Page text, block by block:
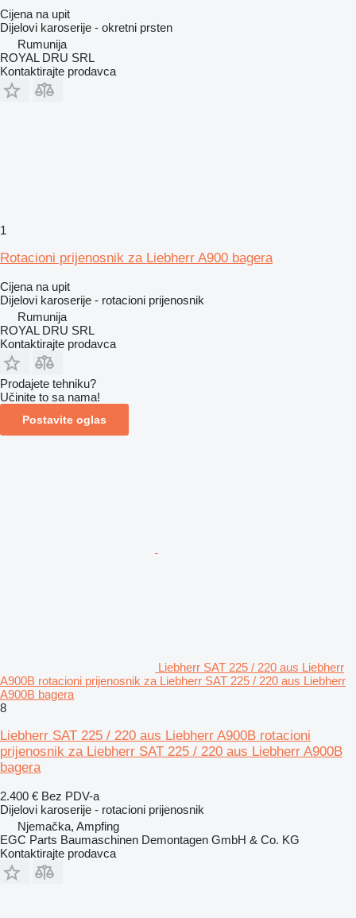
Cijena na upit
Dijelovi karoserije - okretni prsten
Rumunija
ROYAL DRU SRL
Kontaktirajte prodavca
1
Rotacioni prijenosnik za Liebherr A900 bagera
Cijena na upit
Dijelovi karoserije - rotacioni prijenosnik
Rumunija
ROYAL DRU SRL
Kontaktirajte prodavca
Prodajete tehniku?
Učinite to sa nama!
Postavite oglas
Liebherr SAT 225 / 220 aus Liebherr
A900B rotacioni prijenosnik za Liebherr SAT 225 / 220 aus Liebherr
A900B bagera
8
Liebherr SAT 225 / 220 aus Liebherr A900B rotacioni
prijenosnik za Liebherr SAT 225 / 220 aus Liebherr A900B
bagera
2.400 € Bez PDV-a
Dijelovi karoserije - rotacioni prijenosnik
Njemačka, Ampfing
EGC Parts Baumaschinen Demontagen GmbH & Co. KG
Kontaktirajte prodavca